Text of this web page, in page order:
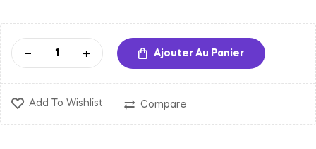
Ajouter Au Panier
Add To Wishlist Compare